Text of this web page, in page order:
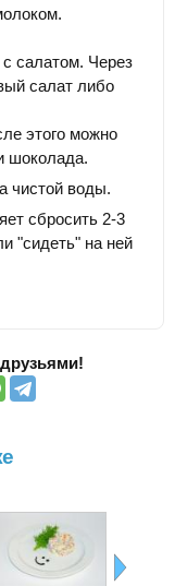
салатом. Через
салат либо
этого можно
шоколада.
чистой воды.
сбросить 2-3
"сидеть" на ней